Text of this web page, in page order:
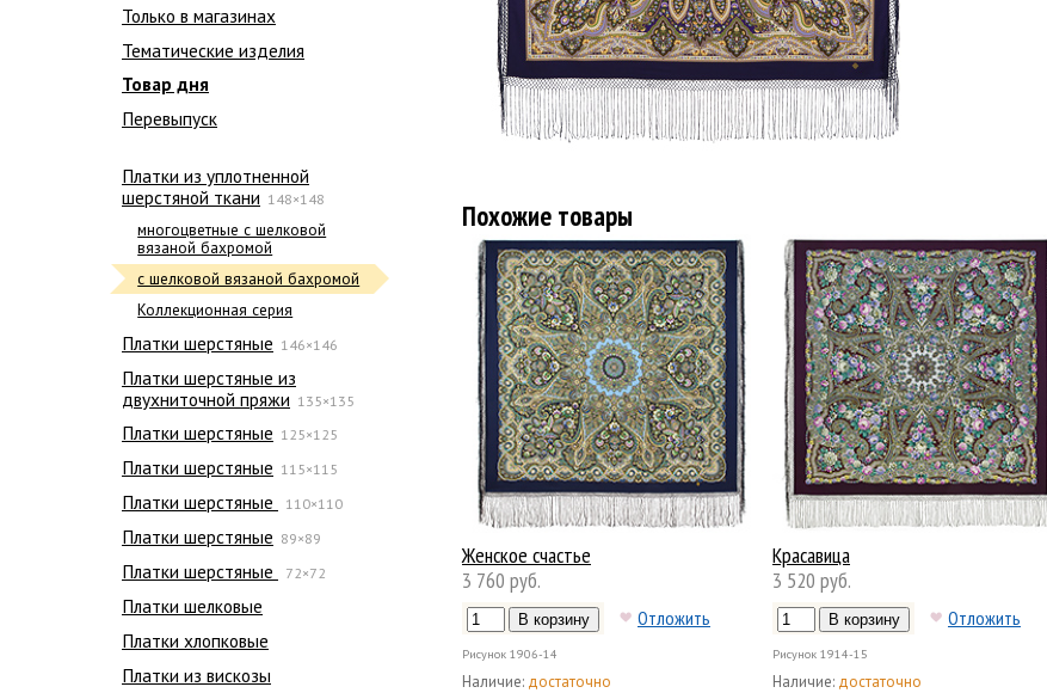
Только в магазинах
Тематические изделия
Товар дня
Перевыпуск
Платки из уплотненной
шерстяной ткани 148×148
многоцветные с шелковой
вязаной бахромой
с шелковой вязаной бахромой
Коллекционная серия
Платки шерстяные 146×146
Платки шерстяные из
двухниточной пряжи 135×135
Платки шерстяные 125×125
Платки шерстяные 115×115
Платки шерстяные 110×110
Платки шерстяные 89×89
Платки шерстяные 72×72
Платки шелковые
Платки хлопковые
Платки из вискозы
Похожие товары
Женское счастье
3 760 руб.
Отложить
Рисунок 1906-14
Наличие: достаточно
Красавица
3 520 руб.
Отложить
Рисунок 1914-15
Наличие: достаточно